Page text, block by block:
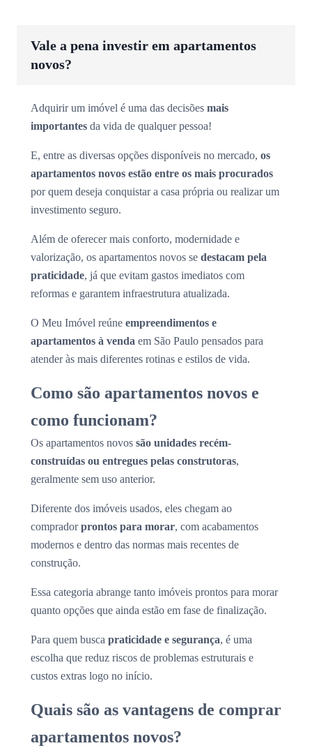
Vale a pena investir em apartamentos
novos?
Adquirir um imóvel é uma das decisões mais
importantes da vida de qualquer pessoa!
E, entre as diversas opções disponíveis no mercado, os
apartamentos novos estão entre os mais procurados
por quem deseja conquistar a casa própria ou realizar um
investimento seguro.
Além de oferecer mais conforto, modernidade e
valorização, os apartamentos novos se destacam pela
praticidade, já que evitam gastos imediatos com
reformas e garantem infraestrutura atualizada.
O Meu Imóvel reúne empreendimentos e
apartamentos à venda em São Paulo pensados para
atender às mais diferentes rotinas e estilos de vida.
Como são apartamentos novos e
como funcionam?
Os apartamentos novos são unidades recém-
construídas ou entregues pelas construtoras,
geralmente sem uso anterior.
Diferente dos imóveis usados, eles chegam ao
compradorprontos para morar, com acabamentos
modernos e dentro das normas mais recentes de
construção.
Essa categoria abrange tanto imóveis prontos para morar
quanto opções que ainda estão em fase de finalização.
Para quem busca praticidade e segurança, é uma
escolha que reduz riscos de problemas estruturais e
custos extras logo no início.
Quais são as vantagens de comprar
apartamentos novos?